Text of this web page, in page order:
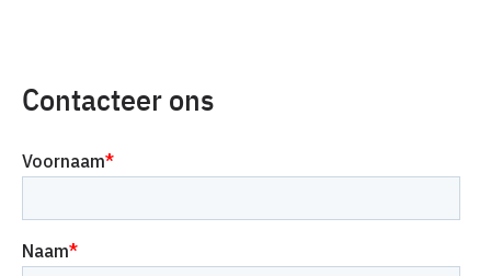
Contacteer ons